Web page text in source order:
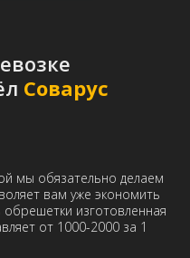
Соварус
мы обязательно делаем
вам уже экономить
обрешетки изготовленная
от 1000-2000 за 1